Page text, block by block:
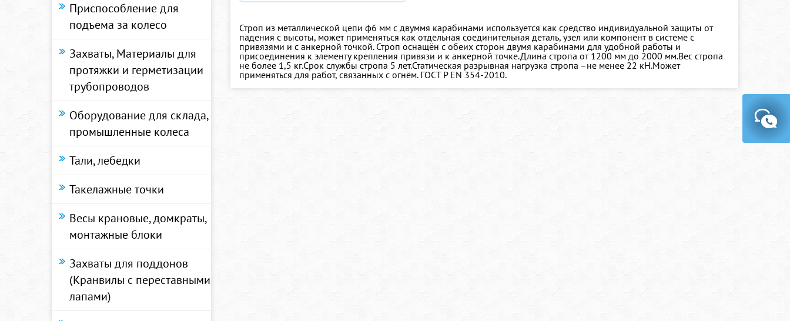
Приспособление для
подъема за колесо
Захваты, Материалы для
протяжки и герметизации
трубопроводов
Оборудование для склада,
промышленные колеса
Тали, лебедки
Такелажные точки
Весы крановые, домкраты,
монтажные блоки
Захваты для поддонов
(Кранвилы с переставными
лапами)
Строп из металлической цепи ф6 мм с двуммя карабинами используется как средство индивидуальной защиты от
падения с высоты, может применяться как отдельная соединительная деталь, узел или компонент в системе с
привязями и с анкерной точкой. Строп оснащён с обеих сторон двумя карабинами для удобной работы и
присоединения к элементу крепления привязи и к анкерной точке.Длина стропа от 1200 мм до 2000 мм.Вес стропа
не более 1,5 кг.Срок службы стропа 5 лет.Статическая разрывная нагрузка стропа –не менее 22 кН.Может
применяться для работ, связанных с огнём. ГОСТ Р ЕN 354-2010.